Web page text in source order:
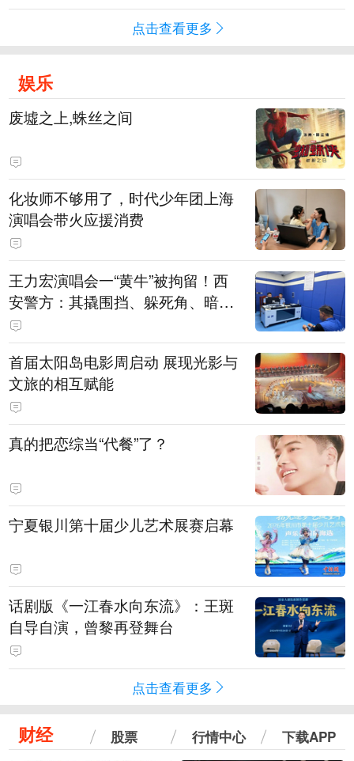
点击查看更多
娱乐
废墟之上,蛛丝之间
化妆师不够用了，时代少年团上海
演唱会带火应援消费
王力宏演唱会一“黄牛”被拘留！西
安警方：其撬围挡、躲死角、暗地
带10人入场
首届太阳岛电影周启动 展现光影与
文旅的相互赋能
真的把恋综当“代餐”了？
宁夏银川第十届少儿艺术展赛启幕
话剧版《一江春水向东流》：王斑
自导自演，曾黎再登舞台
点击查看更多
财经 股票 行情中心 下载APP